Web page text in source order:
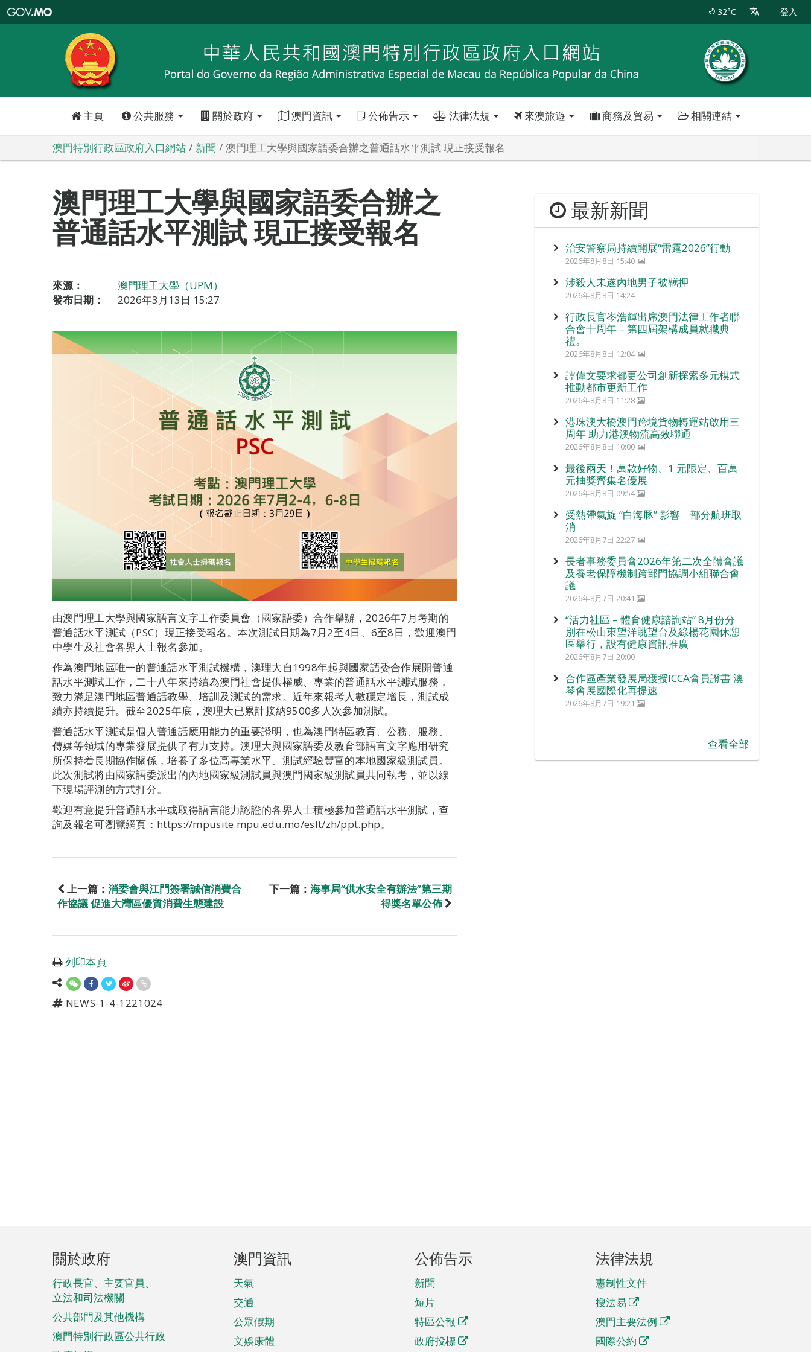
特
政
區
政
口
32°C 登入
主頁 公共服務 關於政府 澳門資訊 公佈告示 法律法規 來澳旅遊 商務及貿易 相關連結
澳門特別行政區政府入口網站 新聞 澳門理工大學與國家語委合辦之普通話水平測試 現正接受報名
澳門理工大學與國家語委合辦之
普通話水平測試 現正接受報名
來源：
澳門理工大學（UPM）
發布日期：
2026年3月13日 15:27
由澳門理工大學與國家語言文字工作委員會（國家語委）合作舉辦，2026年7月考期的
普通話水平測試（PSC）現正接受報名。本次測試日期為7月2至4日、6至8日，歡迎澳門
中學生及社會各界人士報名參加。
作為澳門地區唯一的普通話水平測試機構，澳理大自1998年起與國家語委合作展開普通
話水平測試工作，二十八年來持續為澳門社會提供權威、專業的普通話水平測試服務，
致力滿足澳門地區普通話教學、培訓及測試的需求。近年來報考人數穩定增長，測試成
績亦持續提升。截至2025年底，澳理大已累計接納9500多人次參加測試。
普通話水平測試是個人普通話應用能力的重要證明，也為澳門特區教育、公務、服務、
傳媒等領域的專業發展提供了有力支持。澳理大與國家語委及教育部語言文字應用研究
所保持着長期協作關係，培養了多位高專業水平、測試經驗豐富的本地國家級測試員。
此次測試將由國家語委派出的內地國家級測試員與澳門國家級測試員共同執考，並以線
下現場評測的方式打分。
歡迎有意提升普通話水平或取得語言能力認證的各界人士積極參加普通話水平測試，查
詢及報名可瀏覽網頁：https://mpusite.mpu.edu.mo/eslt/zh/ppt.php。
上一篇： 消委會與江門簽署誠信消費合
作協議 促進大灣區優質消費生態建設
下一篇： 海事局“供水安全有辦法”第三期
得獎名單公佈
列印本頁
NEWS-1-4-1221024
最新新聞
治安警察局持續開展“雷霆2026”行動
2026年8月8日 15:40
涉殺人未遂內地男子被羈押
2026年8月8日 14:24
行政長官岑浩輝出席澳門法律工作者聯
合會十周年 – 第四屆架構成員就職典
禮。
2026年8月8日 12:04
譚偉文要求都更公司創新探索多元模式
推動都市更新工作
2026年8月8日 11:28
港珠澳大橋澳門跨境貨物轉運站啟用三
周年 助力港澳物流高效聯通
2026年8月8日 10:00
最後兩天！萬款好物、1 元限定、百萬
元抽獎齊集名優展
2026年8月8日 09:54
受熱帶氣旋 “白海豚” 影響 部分航班取
消
2026年8月7日 22:27
長者事務委員會2026年第二次全體會議
及養老保障機制跨部門協調小組聯合會
議
2026年8月7日 20:41
“活力社區 – 體育健康諮詢站” 8月份分
別在松山東望洋眺望台及綠楊花園休憩
區舉行，設有健康資訊推廣
2026年8月7日 20:00
合作區產業發展局獲授ICCA會員證書 澳
琴會展國際化再提速
2026年8月7日 19:21
查看全部
頁
腳
菜
單
關於政府
行政長官、主要官員、
立法和司法機關
公共部門及其他機構
澳門特別行政區公共行政
澳門資訊
天氣
交通
公眾假期
文娛康體
公佈告示
新聞
短片
特區公報
政府投標
法律法規
憲制性文件
搜法易
澳門主要法例
國際公約